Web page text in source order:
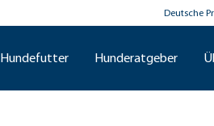
Deutsche
Hundefutter Hunderatgeber